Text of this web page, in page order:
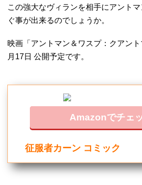
この強大なヴィランを相手にアント
ぐ事が出来るのでしょうか。
映画「アントマン＆ワスプ：クアン
月17日 公開予定です。
Amazonでチェ
征服者カーン コミック